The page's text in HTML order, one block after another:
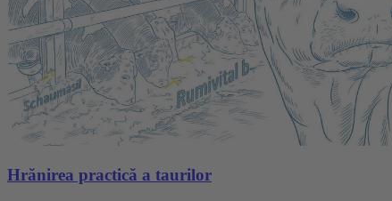
Hrănirea practică a taurilor